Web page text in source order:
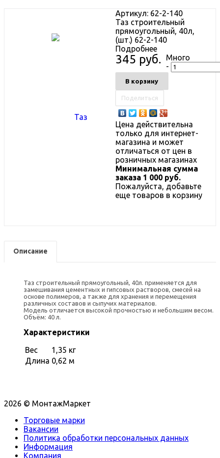
Артикул: 62-2-140
Таз строительный
прямоугольный, 40л,
(шт.) 62-2-140
Подробнее
345 руб.
Много
-
В корзину
Поделиться
Цена действительна
только для интернет-
магазина и может
отличаться от цен в
розничных магазинах
Минимальная сумма
заказа 1 000 руб.
Пожалуйста, добавьте
еще товаров в корзину
Описание
Таз строительный прямоугольный, 40л. применяется для
замешивания цементных и гипсовых растворов, смесей на
основе полимеров, а также для хранения и перемещения
различных составов и сыпучих материалов.
Модель отличается высокой прочностью и небольшим весом.
Объём: 40 л.
Характеристики
Вес
1,35 кг
Длина 0,62 м
2026 © МонтажМаркет
Торговые марки
Вакансии
Политика обработки персональных данных
Информация
Компания